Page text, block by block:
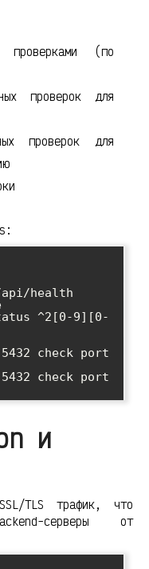
(по
проверок для
проверок для
и
TLS трафик, что
серверы от